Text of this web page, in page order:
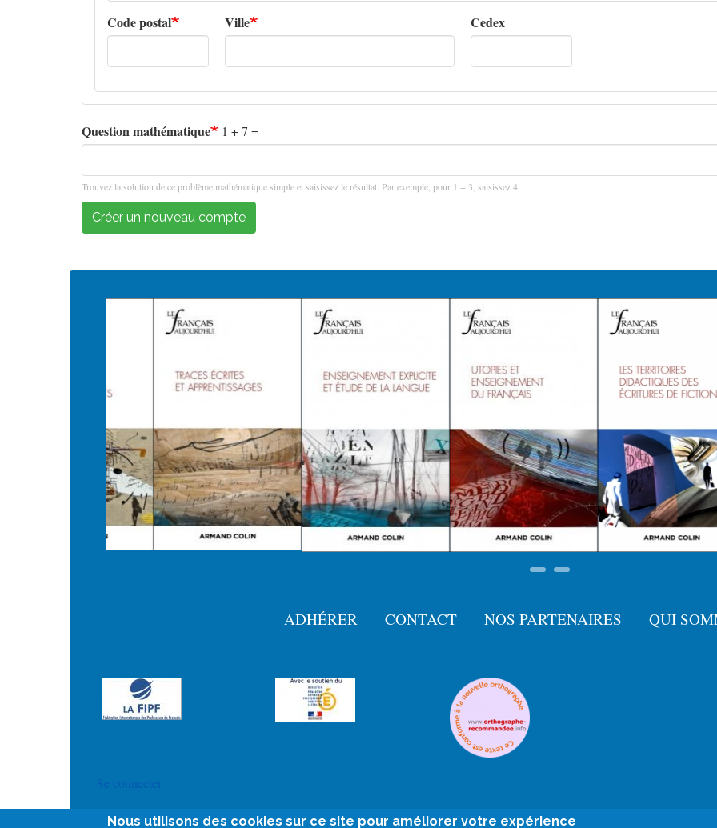
Code postal Ville Cedex
Question mathématique 1 + 7 =
Trouvez la solution de ce problème mathématique simple et saisissez le résultat. Par exemple, pour 1 + 3, saisissez 4.
Créer un nouveau compte
page
ADHÉRER CONTACT NOS PARTENAIRES QUI
Se connecter
Nous utilisons des cookies sur ce site pour améliorer votre expérience